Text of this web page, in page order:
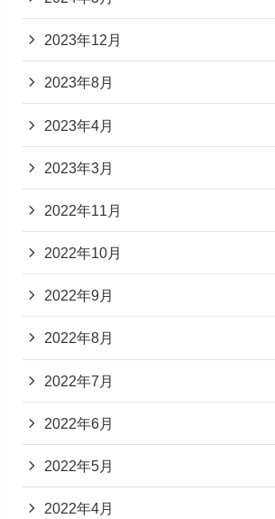
2023年12月
2023年8月
2023年4月
2023年3月
2022年11月
2022年10月
2022年9月
2022年8月
2022年7月
2022年6月
2022年5月
2022年4月